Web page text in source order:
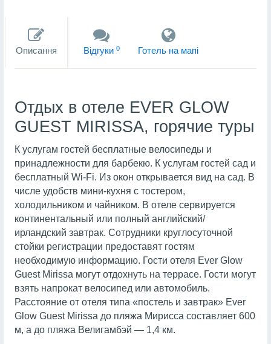
Описання Вiдгуки 0 Готель на мапi
Отдых в отеле EVER GLOW
GUEST MIRISSA, горячие туры
К услугам гостей бесплатные велосипеды и
принадлежности для барбекю. К услугам гостей сад и
бесплатный Wi-Fi. Из окон открывается вид на сад. В
числе удобств мини-кухня с тостером,
холодильником и чайником. В отеле сервируется
континентальный или полный английский/
ирландский завтрак. Сотрудники круглосуточной
стойки регистрации предоставят гостям
необходимую информацию. Гости отеля Ever Glow
Guest Mirissa могут отдохнуть на террасе. Гости могут
взять напрокат велосипед или автомобиль.
Расстояние от отеля типа «постель и завтрак» Ever
Glow Guest Mirissa до пляжа Мирисса составляет 600
м, а до пляжа Велигамбэй — 1,4 км.